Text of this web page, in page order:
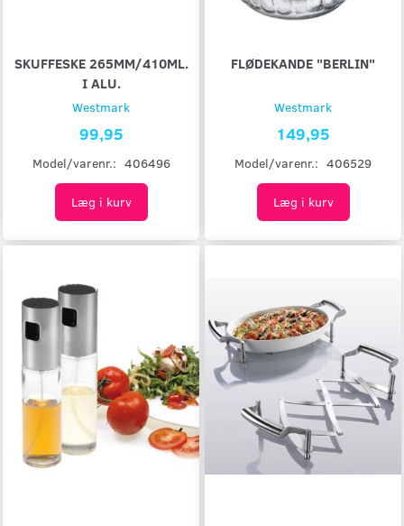
SKUFFESKE 265MM/410ML.
I ALU.
Westmark
99,95
Model/varenr.: 406496
Læg i kurv
FLØDEKANDE "BERLIN"
Westmark
149,95
Model/varenr.: 406529
Læg i kurv